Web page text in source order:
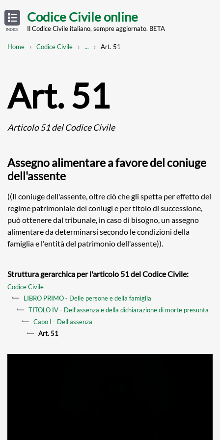
TABLE
OF
CONTENTS
INDICE
main
Codice Civile online
Il Codice Civile italiano, sempre aggiornato. BETA
Breadcrumb
Home Codice Civile
Mostra
... Art. 51
Art. 51
Articolo 51 del Codice Civile
Assegno alimentare a favore del coniuge
dell'assente
((Il coniuge dell'assente, oltre ciò che gli spetta per effetto del
regime patrimoniale dei coniugi e per titolo di successione,
può ottenere dal tribunale, in caso di bisogno, un assegno
alimentare da determinarsi secondo le condizioni della
famiglia e l'entità del patrimonio dell'assente)).
Struttura gerarchica per l'articolo 51 del Codice Civile:
Codice Civile
LIBRO PRIMO - Delle persone e della famiglia
TITOLO IV - Dell’assenza e della dichiarazione di morte presunta
Capo I - Dell’assenza
Art. 51